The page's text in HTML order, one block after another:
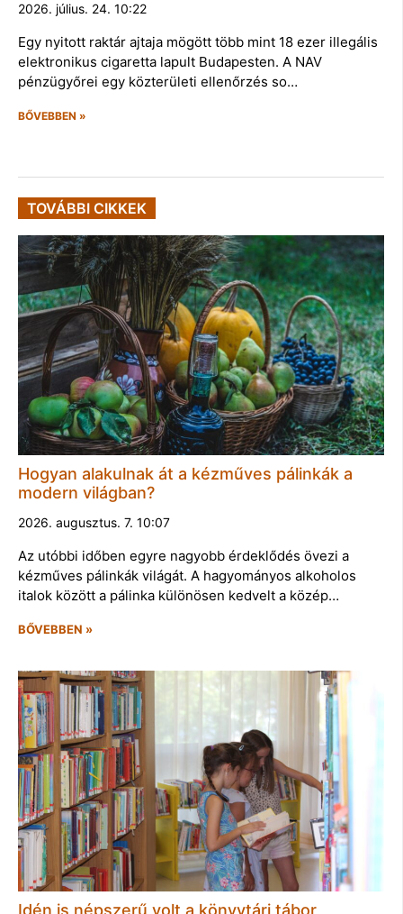
2026. július. 24. 10:22
Egy nyitott raktár ajtaja mögött több mint 18 ezer illegális
elektronikus cigaretta lapult Budapesten. A NAV
pénzügyőrei egy közterületi ellenőrzés so…
BŐVEBBEN »
TOVÁBBI CIKKEK
Hogyan alakulnak át a kézműves pálinkák a
modern világban?
2026. augusztus. 7. 10:07
Az utóbbi időben egyre nagyobb érdeklődés övezi a
kézműves pálinkák világát. A hagyományos alkoholos
italok között a pálinka különösen kedvelt a közép…
BŐVEBBEN »
Idén is népszerű volt a könyvtári tábor